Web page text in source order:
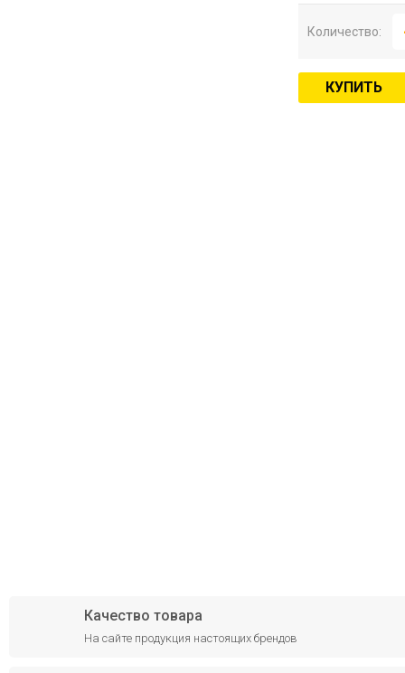
Количество:
КУПИТЬ
Качество товара
На сайте продукция настоящих брендов